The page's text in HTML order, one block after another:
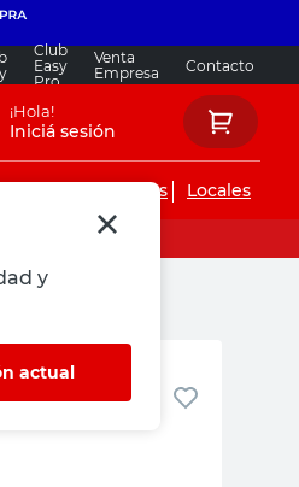
Club
Easy
Pro
Venta
Empresa
Contacto
y
actual
¡Hola!
Iniciá sesión
de instalaciones Locales
20